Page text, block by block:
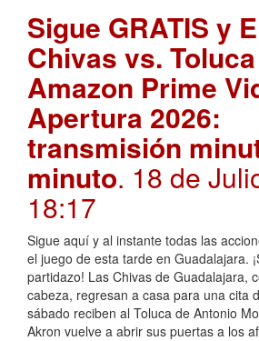
Sigue GRATIS y
Chivas vs.
Amazon Prime
Apertura 2026:
transmisión
minuto. 18 de
18:17
Sigue aquí y al instante todas las
el juego de esta tarde en Guadalajara.
partidazo! Las Chivas de Guadalajara,
cabeza, regresan a casa para una cita
sábado reciben al Toluca de Antonio
Akron vuelve a abrir sus puertas a los